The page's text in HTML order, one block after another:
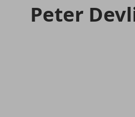
Peter